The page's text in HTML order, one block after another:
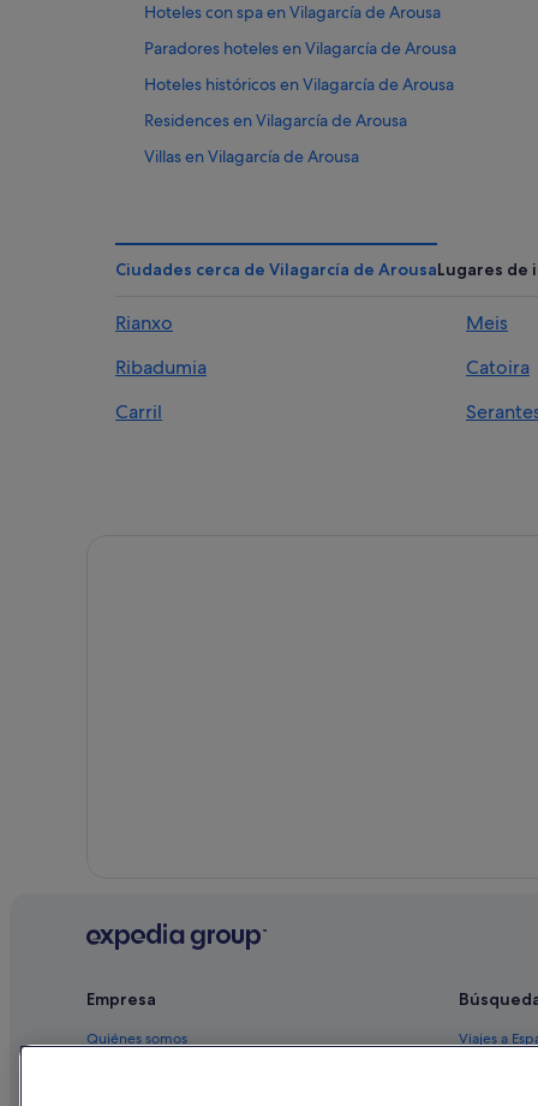
Hoteles con spa en Vilagarcía de Arousa
Paradores hoteles en Vilagarcía de Arousa
Hoteles históricos en Vilagarcía de Arousa
Residences en Vilagarcía de Arousa
Villas en Vilagarcía de Arousa
Hoteles que aceptan mascotas en Vilagarcía de
Casas rurales en Vilagarcía de Arousa
Hotusa hoteles en Vilagarcía de Arousa
Moteles en Estación de tren de Vilagarcía de Arousa
Ciudades cerca de Vilagarcía de ArousaLugares de
Rianxo Meis
Ribadumia
Catoira
Carril
Empresa
Quiénes somos
Viajes a